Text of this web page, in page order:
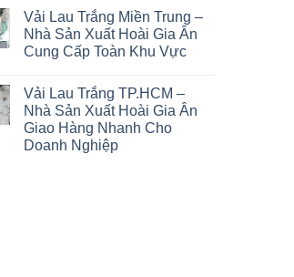
Vải Lau Trắng Miền Trung –
Nhà Sản Xuất Hoài Gia Ân
Cung Cấp Toàn Khu Vực
Vải Lau Trắng TP.HCM –
Nhà Sản Xuất Hoài Gia Ân
Giao Hàng Nhanh Cho
Doanh Nghiệp